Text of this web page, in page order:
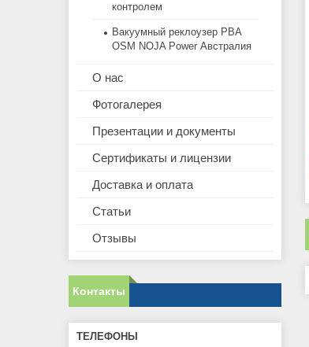
контролем
Вакуумный реклоузер РВА
OSM NOJA Power Австралия
О нас
Фотогалерея
Презентации и документы
Сертификаты и лицензии
Доставка и оплата
Статьи
Отзывы
Контакты